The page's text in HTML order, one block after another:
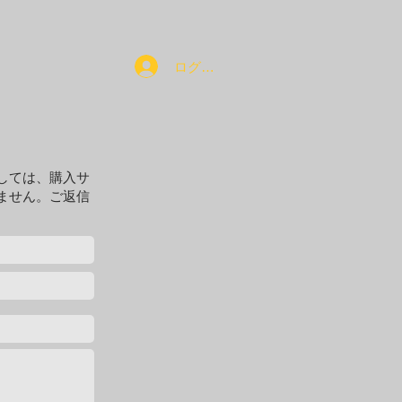
ログイン
ては、購入サ
せん。ご返信